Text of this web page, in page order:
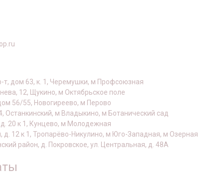
т, дом 63, к. 1, Черемушки, м Профсоюзная
12, Щукино, м Октябрьское поле
56/55, Новогиреево, м Перово
Останкинский, м Владыкино, м Ботанический сад
д. 20 к 1, Кунцево, м Молодежная
д. 12 к 1, Тропарёво-Никулино, м Юго-Западная, м Озерная
район, д. Покровское, ул. Центральная, д. 48А